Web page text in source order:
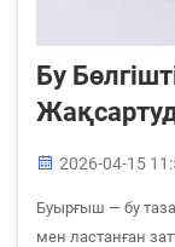
Бу
2026-04-15
Буырғыш — бу
мен ластанған